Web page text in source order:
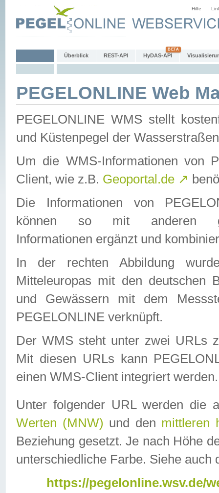
Hilfe
Überblick REST-API HyDAS-API
PEGELONLINE Web
PEGELONLINE WMS stellt
und Küstenpegel der
Um die WMS-Informationen von
Client, wie z.B. Geoportal.de ↗
Die Informationen von
können so mit anderen
Informationen ergänzt und
In der rechten Abbildung
Mitteleuropas mit den deutschen
und Gewässern mit dem
PEGELONLINE verknüpft.
Der WMS steht unter zwei URLs
Mit diesen URLs kann
einen WMS-Client integriert werden.
Unter folgender URL werden die
Werten (MNW) und den mittleren
Beziehung gesetzt. Je nach Höhe
unterschiedliche Farbe. Siehe auch
https://pegelonline.wsv.de/